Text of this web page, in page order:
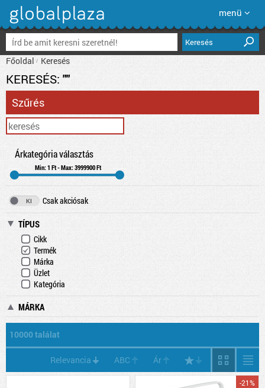
menü
Keresés
Főoldal Keresés
KERESÉS: ""
Szűrés
Árkategória választás
Min: 1 Ft - Max: 3999900 Ft
Csak akciósak
TÍPUS
Cikk
Termék
Márka
Üzlet
Kategória
MÁRKA
10000 találat
Relevancia ABC Ár
-21%